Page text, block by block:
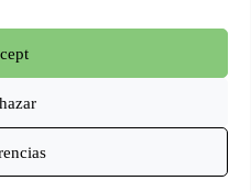
for an International
-Web alojada y manejada